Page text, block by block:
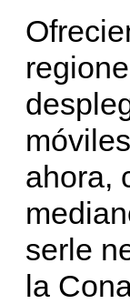
ahora,
serle
la